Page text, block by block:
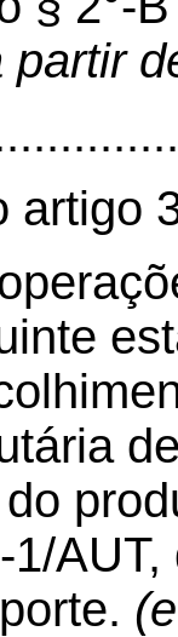
partir
artigo